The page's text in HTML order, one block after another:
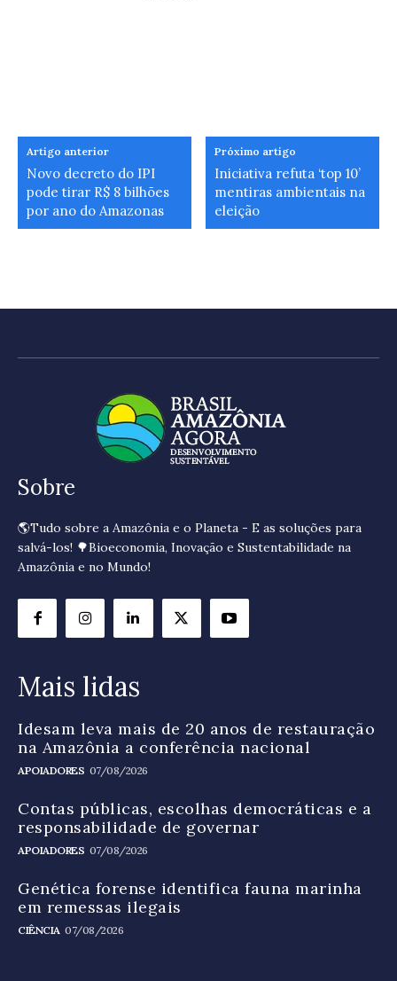
Artigo anterior
Novo decreto do IPI
pode tirar R$ 8 bilhões
por ano do Amazonas
Próximo artigo
Iniciativa refuta ‘top 10’
mentiras ambientais na
eleição
Sobre
🌎Tudo sobre a Amazônia e o Planeta - E as soluções para
salvá-los! 🌳Bioeconomia, Inovação e Sustentabilidade na
Amazônia e no Mundo!
Mais lidas
Idesam leva mais de 20 anos de restauração
na Amazônia a conferência nacional
APOIADORES 07/08/2026
Contas públicas, escolhas democráticas e a
responsabilidade de governar
APOIADORES 07/08/2026
Genética forense identifica fauna marinha
em remessas ilegais
CIÊNCIA 07/08/2026